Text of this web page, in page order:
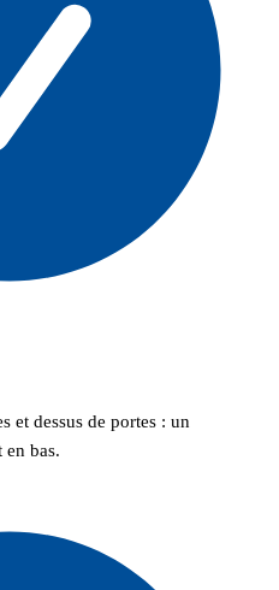
et dessus de portes : un
en bas.